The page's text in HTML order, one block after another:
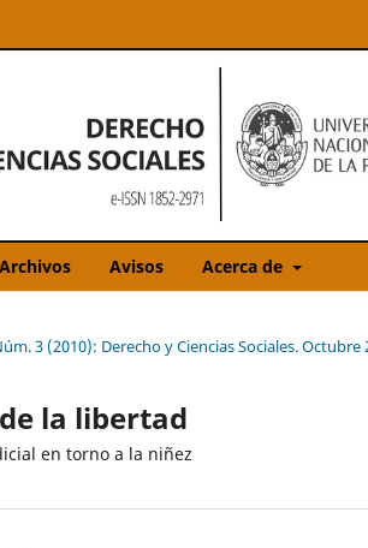
Archivos Avisos Acerca de
3 (2010): Derecho y Ciencias Sociales. Octubre
la libertad
en torno a la niñez